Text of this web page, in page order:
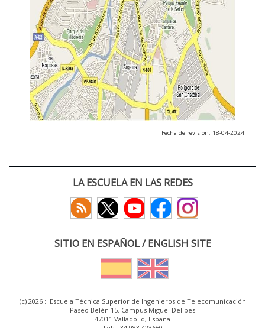
Fecha de revisión: 18-04-2024
LA ESCUELA EN LAS REDES
SITIO EN ESPAÑOL / ENGLISH SITE
(c) 2026 :: Escuela Técnica Superior de Ingenieros de Telecomunicación
Paseo Belén 15. Campus Miguel Delibes
47011 Valladolid, España